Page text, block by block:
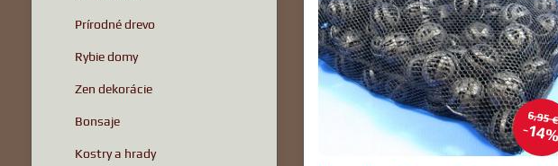
6,95 €
14%
Prírodné drevo
Rybie domy
Zen dekorácie
Bonsaje
Kostry a hrady